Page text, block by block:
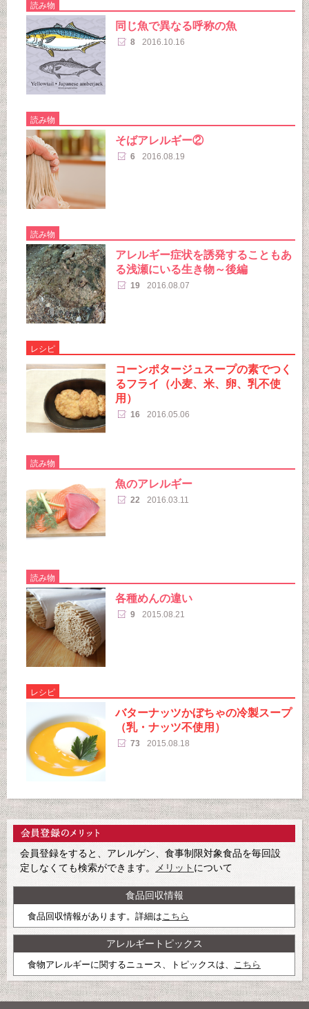
読み物
同じ魚で異なる呼称の魚
8 2016.10.16
読み物
そばアレルギー②
6 2016.08.19
読み物
アレルギー症状を誘発することもあ
る浅瀬にいる生き物～後編
19 2016.08.07
レシピ
コーンポタージュスープの素でつく
るフライ（小麦、米、卵、乳不使
用）
16 2016.05.06
読み物
魚のアレルギー
22 2016.03.11
読み物
各種めんの違い
9 2015.08.21
レシピ
バターナッツかぼちゃの冷製スープ
（乳・ナッツ不使用）
73 2015.08.18
会員登録をすると、アレルゲン、食事制限対象食品を毎回設
定しなくても検索ができます。
メリット について
食品回収情報
食品回収情報があります。詳細はこちら
アレルギートピックス
食物アレルギーに関するニュース、トピックスは、 こちら